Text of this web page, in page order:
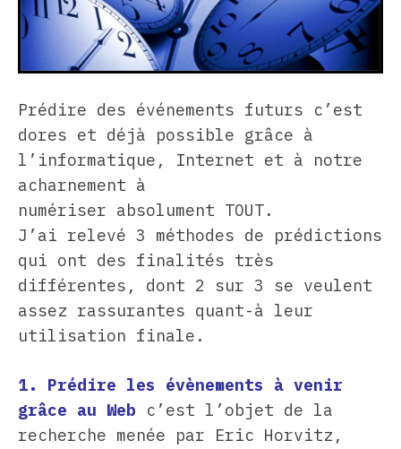
Prédire des événements futurs c’est
dores et déjà possible grâce à
l’informatique, Internet et à notre
acharnement à
numériser absolument TOUT.
J’ai relevé 3 méthodes de prédictions
qui ont des finalités très
différentes, dont 2 sur 3 se veulent
assez rassurantes quant-à leur
utilisation finale.
1. Prédire les évènements à venir
grâce au Web c’est l’objet de la
recherche menée par Eric Horvitz,